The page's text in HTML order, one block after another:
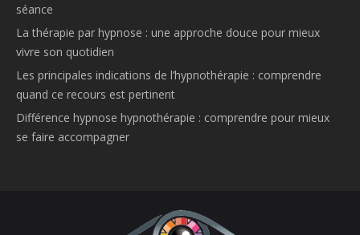
séance
La thérapie par hypnose : une approche douce pour mieux
vivre son quotidien
Les principales indications de l’hypnothérapie : comprendre
quand ce recours est pertinent
Différence hypnose hypnothérapie : comprendre pour mieux
se faire accompagner